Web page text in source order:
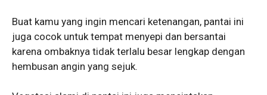
Buat kamu yang ingin mencari ketenangan, pantai ini
juga cocok untuk tempat menyepi dan bersantai
karena ombaknya tidak terlalu besar lengkap dengan
hembusan angin yang sejuk.